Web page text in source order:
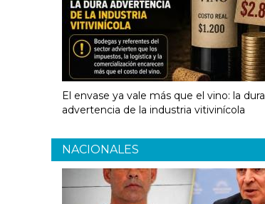
El envase ya vale más que el vino: la dura
advertencia de la industria vitivinícola
NACIONALES